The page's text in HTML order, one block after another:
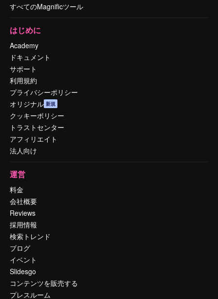
すべてのMagnificツール
はじめに
Academy
ドキュメント
サポート
利用規約
プライバシーポリシー
オリジナル 新規
クッキーポリシー
トラストセンター
アフィリエイト
法人向け
運営
料金
会社概要
Reviews
採用情報
検索トレンド
ブログ
イベント
Slidesgo
コンテンツを販売する
プレスルーム